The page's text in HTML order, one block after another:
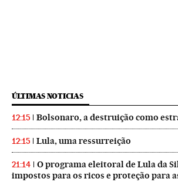
ÚLTIMAS NOTICIAS
12:15 Bolsonaro, a destruição como
12:15 Lula, uma ressurreição
21:14
O programa eleitoral de Lula da
impostos para os ricos e proteção para